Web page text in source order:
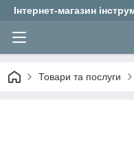
Інтернет-магазин
Товари та послуги